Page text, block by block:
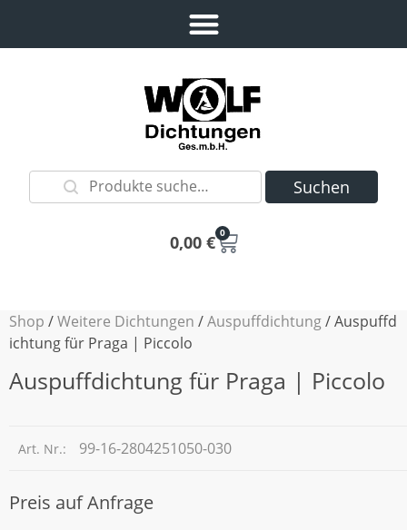
Suchen
0,00 € 0
Shop /Weitere Dichtungen /Auspuffdichtung/ Auspuffd
ichtung für Praga | Piccolo
Auspuffdichtung für Praga | Piccolo
Art. Nr.: 99-16-2804251050-030
Preis auf Anfrage